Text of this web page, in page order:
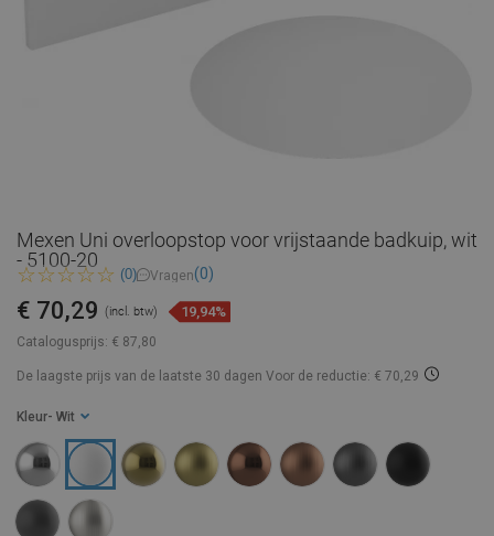
Mexen Uni overloopstop voor vrijstaande badkuip, wit
- 5100-20
(0) Vragen(0)
Catalogusprijs: € 87,80
€ 70,29 (incl. btw) 19,94%
De laagste prijs van de laatste 30 dagen Voor de reductie: € 70,29
Kleur - Wit